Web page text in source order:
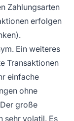
Zahlungsarten
erfolgen
Ein weiteres
Transaktionen
einfache
ohne
große
sehr volatil. Es